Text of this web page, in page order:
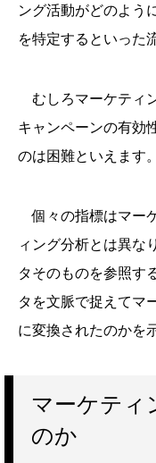
ング活動がどのよう
を特定するといった
むしろマーケティ
キャンペーンの有効
のは困難といえます。
個々の指標はマー
ィング分析とは異な
タそのものを参照す
タを文脈で捉えてマ
に変換されたのかを
マーケティ
のか